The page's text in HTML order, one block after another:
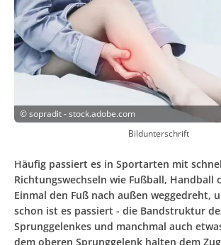
©sopradit - stock.adobe.com
Bildunterschrift
Häufig passiert es in Sportarten mit
Richtungswechseln wie Fußball, Handball
Einmal den Fuß nach außen weggedreht,
schon ist es passiert - die Bandstruktur
Sprunggelenkes und manchmal auch
dem oberen Sprunggelenk halten dem